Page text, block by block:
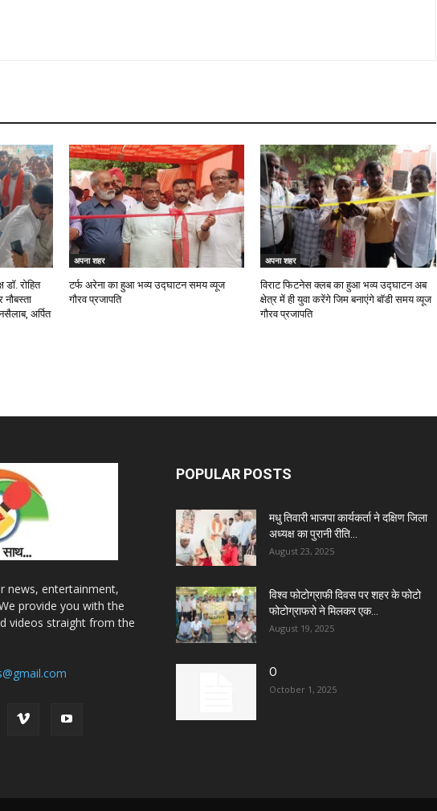
रोहित
अर्पित
अपना शहर
टर्फ अरेना का हुआ भव्य उद्घाटन समय व्यूज
गौरव प्रजापति
अपना शहर
विराट फिटनेस क्लब का हुआ भव्य उद्घाटन अब
क्षेत्र में ही युवा करेंगे जिम बनाएंगे बॉडी समय व्यूज
गौरव प्रजापति
news, entertainment,
provide you with the
videos straight from the
POPULAR POSTS
मधु तिवारी भाजपा कार्यकर्ता ने दक्षिण जिला
अध्यक्ष का पुरानी रीति...
August 23, 2025
विश्व फोटोग्राफी दिवस पर शहर के फोटो
फोटोग्राफरो ने मिलकर एक...
August 19, 2025
O
October 1, 2025